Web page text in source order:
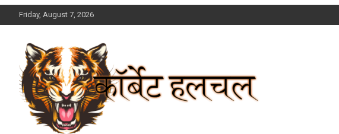
to
Friday, August 7, 2026